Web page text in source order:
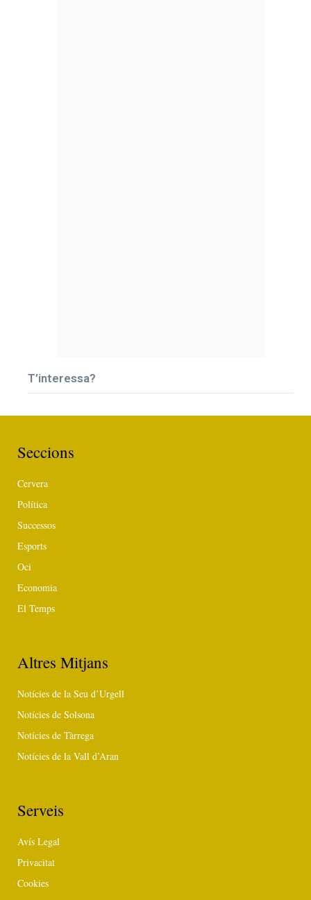
T’interessa?
Seccions
Cervera
Política
Successos
Esports
Oci
Economia
El Temps
Altres Mitjans
Notícies de la Seu d’Urgell
Notícies de Solsona
Notícies de Tàrrega
Notícies de la Vall d’Aran
Serveis
Avís Legal
Privacitat
Cookies